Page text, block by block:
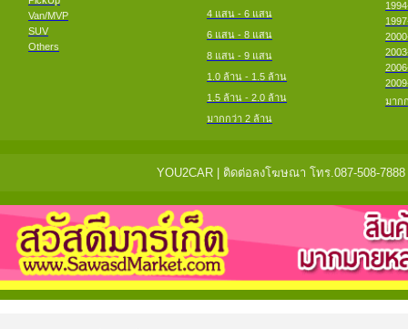
Van/MVP
SUV
Others
4 แสน - 6 แสน
6 แสน - 8 แสน
8 แสน - 9 แสน
1.0 ล้าน - 1.5 ล้าน
1.5 ล้าน - 2.0 ล้าน
มากกว่า 2 ล้าน
มาก
YOU2CAR | ติดต่อลงโฆษณา โทร.087-508-